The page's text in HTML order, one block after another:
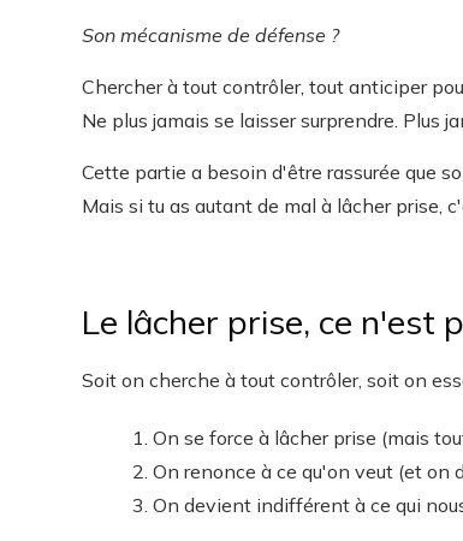
Son mécanisme de défense ?
Chercher à tout contrôler, tout anticiper
Ne plus jamais se laisser surprendre. Plus
Cette partie a besoin d'être rassurée que
Mais si tu as autant de mal à lâcher prise,
Le lâcher prise, ce n'est
Soit on cherche à tout contrôler, soit on
On se force à lâcher prise (mais
On renonce à ce qu'on veut (et on
On devient indifférent à ce qui